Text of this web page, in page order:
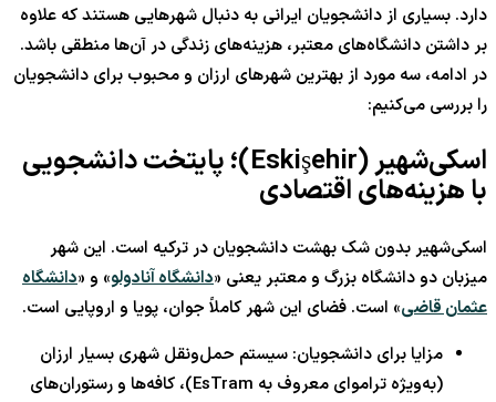
دارد. بسیاری از دانشجویان ایرانی به دنبال شهرهایی هستند که علاوه
بر داشتن دانشگاه‌های معتبر، هزینه‌های زندگی در آن‌ها منطقی باشد.
در ادامه، سه مورد از بهترین شهرهای ارزان و محبوب برای دانشجویان
را بررسی می‌کنیم:
اسکی‌شهیر (Eskişehir)؛ پایتخت دانشجویی
با هزینه‌های اقتصادی
اسکی‌شهیر بدون شک بهشت دانشجویان در ترکیه است. این شهر
میزبان دو دانشگاه بزرگ و معتبر یعنی «دانشگاه آنادولو» و «دانشگاه
عثمان قاضی» است. فضای این شهر کاملاً جوان، پویا و اروپایی است.
مزایا برای دانشجویان: سیستم حمل‌ونقل شهری بسیار ارزان
(به‌ویژه تراموای معروف به EsTram)، کافه‌ها و رستوران‌های